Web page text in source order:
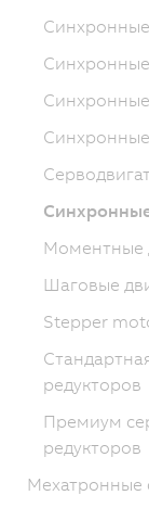
Синхронные
Синхронные
Синхронные
Синхронные
Моментные
Шаговые
Stepper
редукторов
Премиум
редукторов
Мехатронные